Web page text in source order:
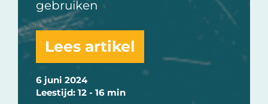
6 juni 2024
Leestijd: 12 - 16 min
gebruiken
Lees artikel